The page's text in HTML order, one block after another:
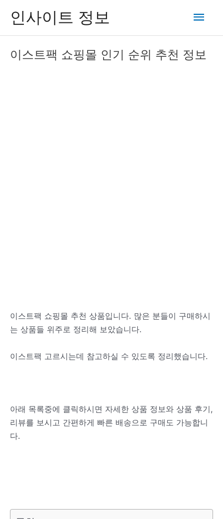
츠
인사이트 정보
메
인
메
이스트팩 쇼핑몰 인기 순위 추천 정보
이스트팩 쇼핑몰 추천 상품입니다. 많은 분들이 구매하시
는 상품들 위주로 정리해 보았습니다.
이스트팩 고르시는데 참고하실 수 있도록 정리했습니다.
아래 목록중에 클릭하시면 자세한 상품 정보와 상품 후기,
리뷰를 보시고 간편하게 빠른 배송으로 구매도 가능합니
다.